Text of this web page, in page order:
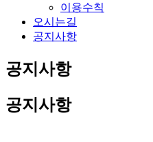
이용수칙
오시는길
공지사항
공지사항
공지사항